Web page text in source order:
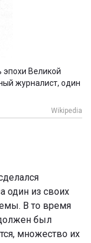
Великой
журналист, один
Wikipedia
один из своих
В то время
был
множество их